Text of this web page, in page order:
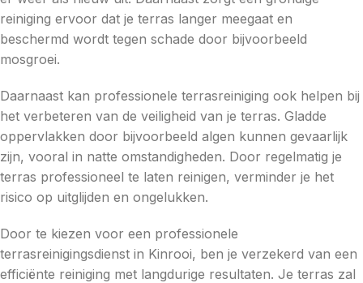
reiniging ervoor dat je terras langer meegaat en
beschermd wordt tegen schade door bijvoorbeeld
mosgroei.
Daarnaast kan professionele terrasreiniging ook helpen bij
het verbeteren van de veiligheid van je terras. Gladde
oppervlakken door bijvoorbeeld algen kunnen gevaarlijk
zijn, vooral in natte omstandigheden. Door regelmatig je
terras professioneel te laten reinigen, verminder je het
risico op uitglijden en ongelukken.
Door te kiezen voor een professionele
terrasreinigingsdienst in Kinrooi, ben je verzekerd van een
efficiënte reiniging met langdurige resultaten. Je terras zal